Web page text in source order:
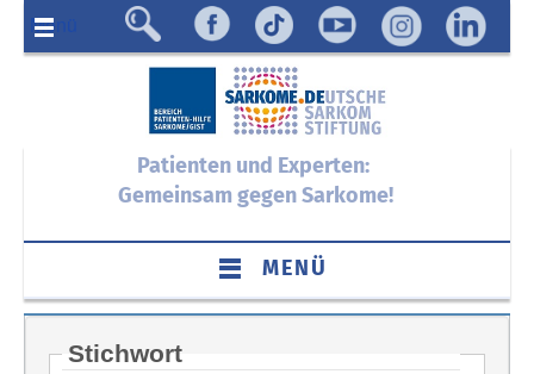
Menü
Patienten und Experten:
Gemeinsam gegen Sarkome!
MENÜ
Stichwort